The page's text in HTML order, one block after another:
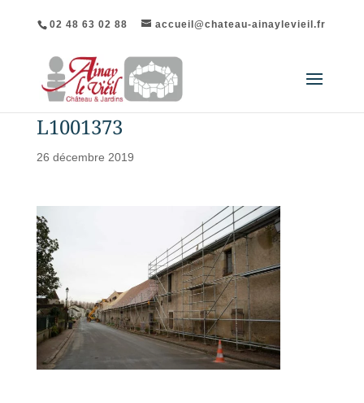
02 48 63 02 88 accueil@chateau-ainaylevieil.fr
L1001373
26 décembre 2019